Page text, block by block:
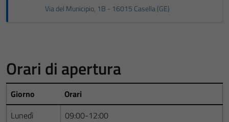
Via del Municipio, 1B - 16015 Casella (GE)
Orari di apertura
Giorno
Orari
Lunedì
09:00-12:00